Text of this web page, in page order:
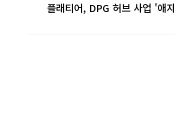
플래티어, DPG 허브 사업 '애